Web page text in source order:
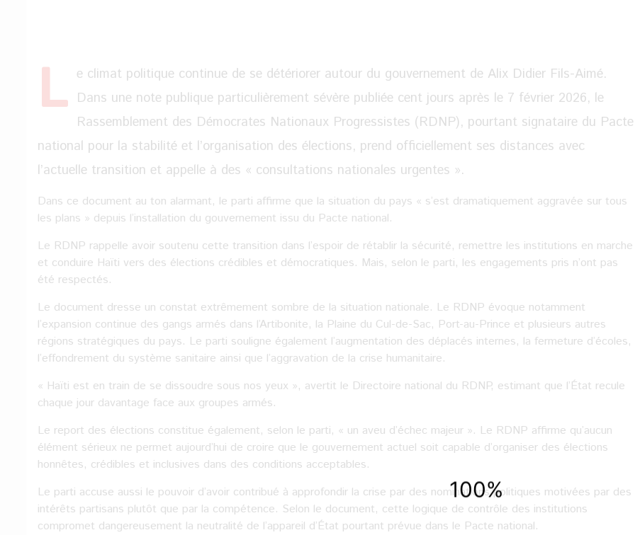
L e climat politique continue de se détériorer autour du gouvernement de Alix Didier Fils-Aimé.
Dans une note publique particulièrement sévère publiée cent jours après le 7 février 2026, le
Rassemblement des Démocrates Nationaux Progressistes (RDNP), pourtant signataire du Pacte
national pour la stabilité et l’organisation des élections, prend officiellement ses distances avec
l’actuelle transition et appelle à des « consultations nationales urgentes ».
Dans ce document au ton alarmant, le parti affirme que la situation du pays « s’est dramatiquement aggravée sur tous
les plans » depuis l’installation du gouvernement issu du Pacte national.
Le RDNP rappelle avoir soutenu cette transition dans l’espoir de rétablir la sécurité, remettre les institutions en marche
et conduire Haïti vers des élections crédibles et démocratiques. Mais, selon le parti, les engagements pris n’ont pas
été respectés.
Le document dresse un constat extrêmement sombre de la situation nationale. Le RDNP évoque notamment
l’expansion continue des gangs armés dans l’Artibonite, la Plaine du Cul-de-Sac, Port-au-Prince et plusieurs autres
régions stratégiques du pays. Le parti souligne également l’augmentation des déplacés internes, la fermeture d’écoles,
l’effondrement du système sanitaire ainsi que l’aggravation de la crise humanitaire.
« Haïti est en train de se dissoudre sous nos yeux », avertit le Directoire national du RDNP, estimant que l’État recule
chaque jour davantage face aux groupes armés.
Le report des élections constitue également, selon le parti, « un aveu d’échec majeur ». Le RDNP affirme qu’aucun
élément sérieux ne permet aujourd’hui de croire que le gouvernement actuel soit capable d’organiser des élections
honnêtes, crédibles et inclusives dans des conditions acceptables.
Le parti accuse aussi le pouvoir d’avoir contribué à approfondir la crise par des nominations politiques motivées par des
intérêts partisans plutôt que par la compétence. Selon le document, cette logique de contrôle des institutions
compromet dangereusement la neutralité de l’appareil d’État pourtant prévue dans le Pacte national.